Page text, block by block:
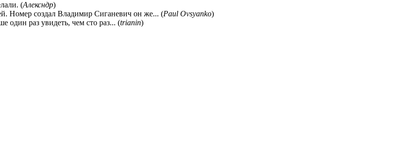
(Алексндр)
Номер создал Владимир Сиганевич он же... (Paul Ovsyanko)
один раз увидеть, чем сто раз... (trianin)